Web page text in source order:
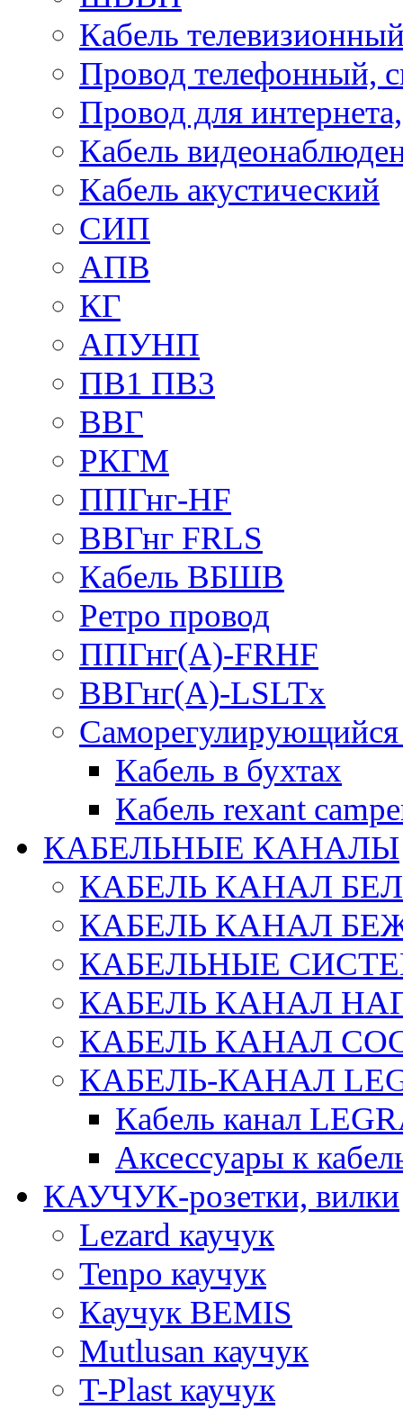
Кабель
Провод телефонный,
Провод для
Кабель
Кабель акустический
СИП
АПВ
КГ
АПУНП
ПВ1 ПВ3
ВВГ
РКГМ
ППГнг-HF
ВВГнг FRLS
Кабель ВБШВ
Ретро провод
ППГнг(А)-FRHF
ВВГнг(А)-LSLTx
Саморегулирующийся
Кабель в бухтах
Кабель rexant
КАБЕЛЬНЫЕ КАНАЛЫ
КАБЕЛЬ КАНАЛ
КАБЕЛЬ КАНАЛ
КАБЕЛЬНЫЕ
КАБЕЛЬ КАНАЛ
КАБЕЛЬ КАНАЛ
КАБЕЛЬ-КАНАЛ
Кабель канал
Аксессуары к
КАУЧУК-розетки, вилки
Lezard каучук
Tenpo каучук
Каучук BEMIS
Mutlusan каучук
T-Plast каучук